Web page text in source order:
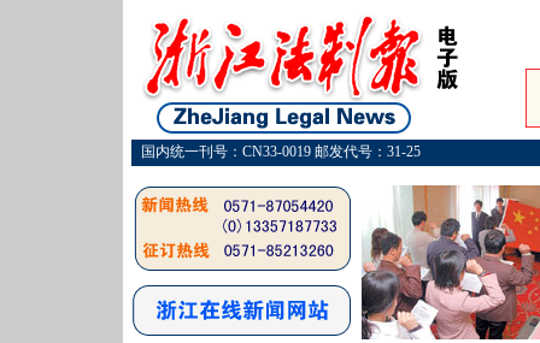
国内统一刊号：CN33-0019 邮发代号：31-25